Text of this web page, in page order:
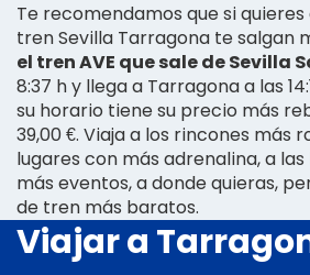
Te recomendamos que si
tren Sevilla Tarragona te salgan
el tren AVE que sale de Sevilla
8:37 h y llega a Tarragona a las
su horario tiene su precio más
39,00 €. Viaja a los rincones más
lugares con más adrenalina, a
más eventos, a donde quieras,
de tren más baratos.
Viajar a